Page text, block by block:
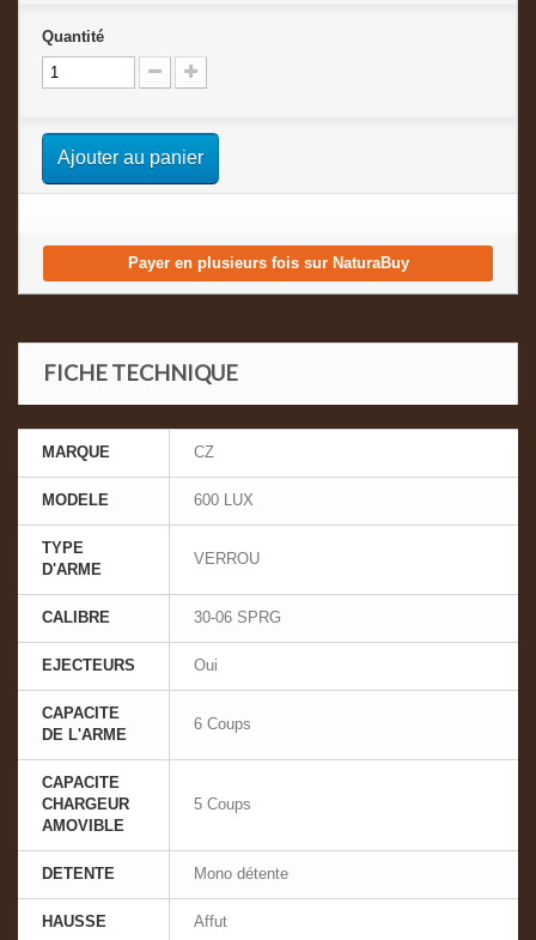
Quantité
Ajouter au panier
Payer en plusieurs fois sur NaturaBuy
FICHE TECHNIQUE
MARQUE CZ
MODELE 600 LUX
TYPE
D'ARME
VERROU
CALIBRE 30-06 SPRG
EJECTEURS Oui
CAPACITE
DE L'ARME
6 Coups
CAPACITE
CHARGEUR
AMOVIBLE
5 Coups
DETENTE Mono détente
HAUSSE Affut